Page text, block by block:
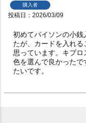
購入者
投稿日 2026/03/09
初めてパイソンの小銭
たが、カードを入れ
思っています。キプ
色を選んで良かった
たいです。